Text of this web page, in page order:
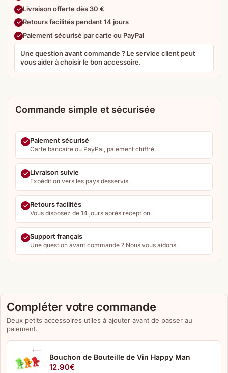
Livraison offerte dès 30 €
Retours facilités pendant 14 jours
Paiement sécurisé par carte ou PayPal
Une question avant commande ? Le service client peut
vous aider à choisir le bon accessoire.
Commande simple et sécurisée
Paiement sécurisé
Carte bancaire ou PayPal, paiement chiffré.
Livraison suivie
Expédition vers les pays desservis.
Retours facilités
Vous disposez de 14 jours après réception.
Support français
Une question avant commande ? Nous vous aidons.
Compléter votre commande
Deux petits accessoires utiles à ajouter avant de passer au
paiement.
Bouchon de Bouteille de Vin Happy Man
12.90€